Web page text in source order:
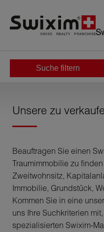
Suche filtern
Kaufen
Unsere zu
Beauftragen Sie einen
Traumimmobilie zu
Zweitwohnsitz,
Immobilie, Grundstück,
Kommen Sie in eine
uns Ihre Suchkriterien
spezialisierten Swixim-